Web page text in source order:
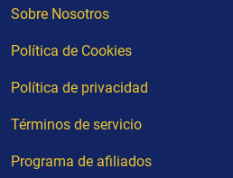
Sobre Nosotros
Política de Cookies
Política de privacidad
Términos de servicio
Programa de afiliados